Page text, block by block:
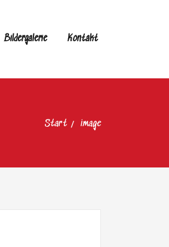
Bildergalerie Kontakt
Start image